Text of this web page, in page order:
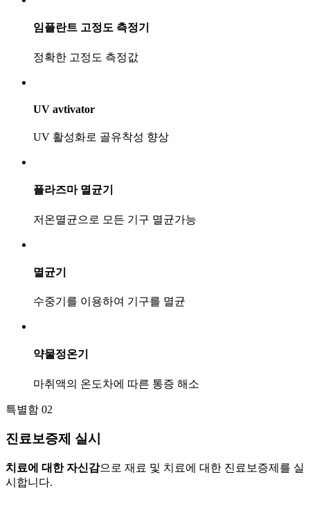
임플란트 고정도 측정기
정확한 고정도 측정값
UV avtivator
UV 활성화로 골유착성 향상
플라즈마 멸균기
저온멸균으로 모든 기구 멸균가능
멸균기
수중기를 이용하여 기구를 멸균
약물정온기
마취액의 온도차에 따른 통증 해소
특별함 02
진료보증제 실시
치료에 대한 자신감으로 재료 및 치료에 대한 진료보증제를 실
시합니다.